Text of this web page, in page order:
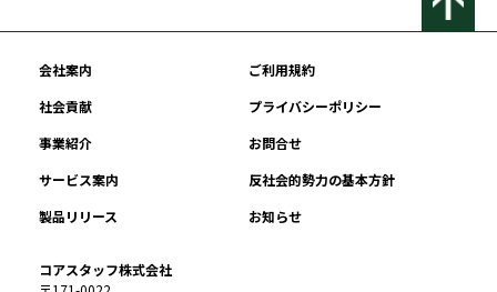
会社案内
ご利用規約
社会貢献
プライバシーポリシー
事業紹介
お問合せ
サービス案内
反社会的勢力の基本方針
製品リリース
お知らせ
コアスタッフ株式会社